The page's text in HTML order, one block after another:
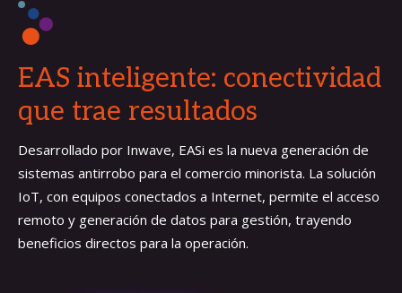
EAS inteligente: conectividad
que trae resultados
Desarrollado por Inwave, EASi es la nueva generación de
sistemas antirrobo para el comercio minorista. La solución
IoT, con equipos conectados a Internet, permite el acceso
remoto y generación de datos para gestión, trayendo
beneficios directos para la operación.